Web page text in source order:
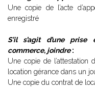
Une copie de l’acte
enregistré
S’il s’agit d’une
commerce, joindre:
Une copie de l’attestation
location gérance dans un
Une copie du contrat de